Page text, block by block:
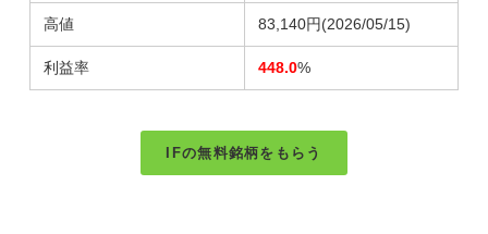
高値 83,140円 (2026/05/15)
利益率 448.0%
IFの無料銘柄をもらう